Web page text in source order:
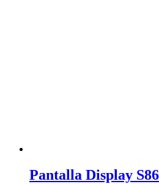
Pantalla Display